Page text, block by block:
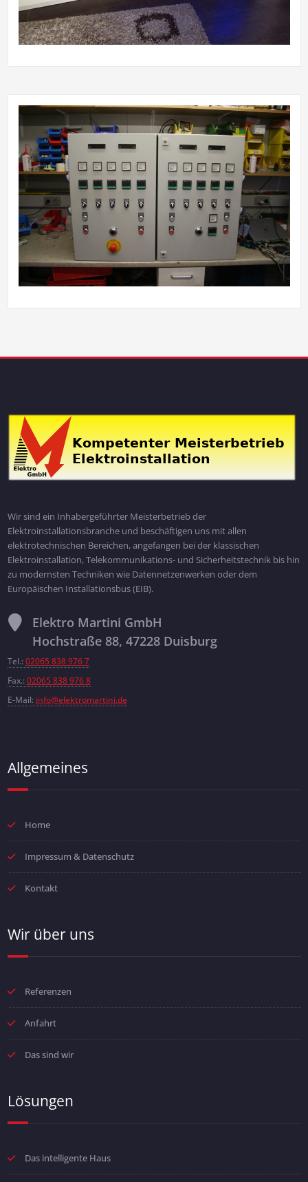
Wir sind ein Inhabergeführter Meisterbetrieb der
Elektroinstallationsbranche und beschäftigen uns mit allen
elektrotechnischen Bereichen, angefangen bei der klassischen
Elektroinstallation, Telekommunikations- und Sicherheitstechnik bis hin
zu modernsten Techniken wie Datennetzenwerken oder dem
Europäischen Installationsbus (EIB).
Elektro Martini GmbH
Hochstraße 88, 47228 Duisburg
Tel.: 02065 838 976 7
Fax.: 02065 838 976 8
E-Mail: info@elektromartini.de
Allgemeines
Home
Impressum & Datenschutz
Kontakt
Wir über uns
Referenzen
Anfahrt
Das sind wir
Lösungen
Das intelligente Haus